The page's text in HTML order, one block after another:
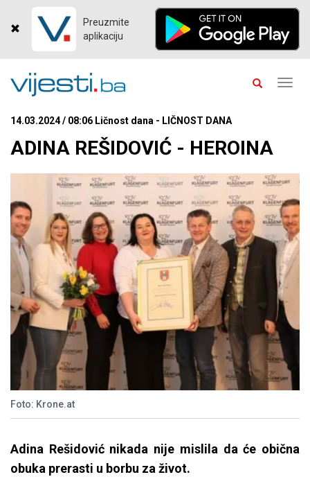
Preuzmite
aplikaciju
14.03.2024 / 08:06 Ličnost dana - LIČNOST DANA
ADINA REŠIDOVIĆ - HEROINA
Foto: Krone.at
Adina Rešidović nikada nije mislila da će obična
obuka prerasti u borbu za život.